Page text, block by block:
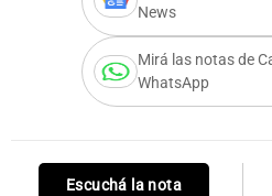
News
Mirá las notas de
WhatsApp
Escuchá la nota